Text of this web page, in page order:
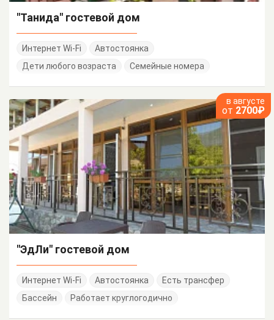
"Танида" гостевой дом
Интернет Wi-Fi
Автостоянка
Дети любого возраста
Семейные номера
в августе
от 2700₽
"ЭдЛи" гостевой дом
Интернет Wi-Fi Автостоянка
Есть трансфер
Бассейн
Работает круглогодично